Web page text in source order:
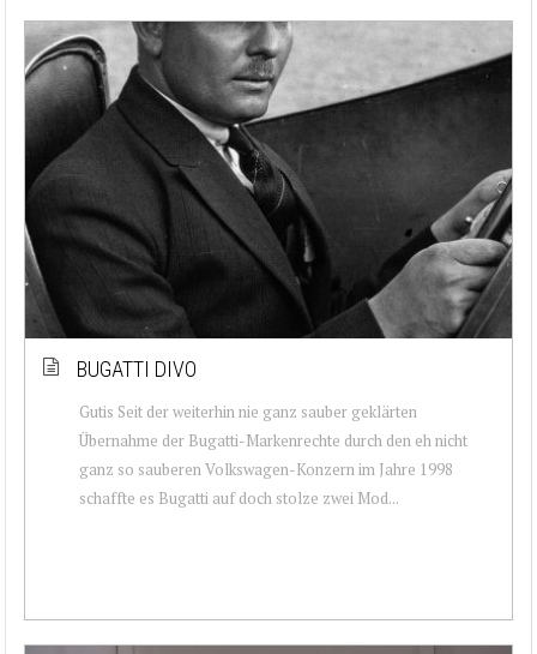
BUGATTI DIVO
Gutis Seit der weiterhin nie ganz sauber geklärten
Übernahme der Bugatti-Markenrechte durch den eh nicht
ganz so sauberen Volkswagen-Konzern im Jahre 1998
schaffte es Bugatti auf doch stolze zwei Mod...